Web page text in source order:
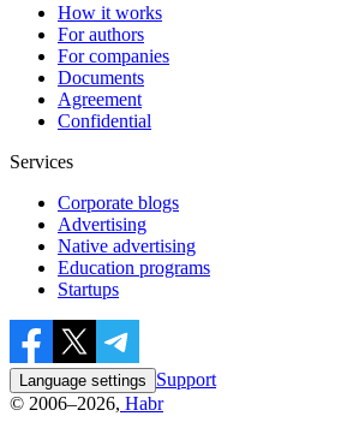
How it works
For authors
For companies
Documents
Agreement
Confidential
Services
Corporate blogs
Advertising
Native advertising
Education programs
Startups
Language settings
Support
© 2006–2026, Habr